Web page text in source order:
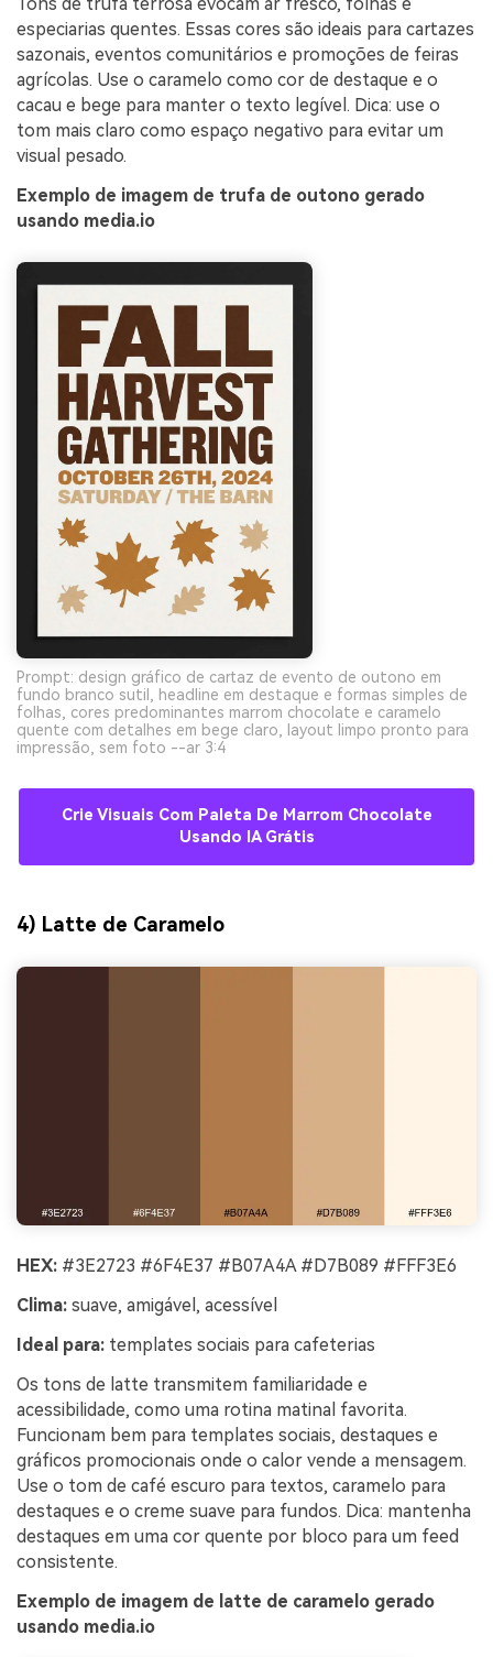
especiarias quentes. Essas cores são ideais para cartazes
sazonais, eventos comunitários e promoções de feiras
agrícolas. Use o caramelo como cor de destaque e o
cacau e bege para manter o texto legível. Dica: use o
tom mais claro como espaço negativo para evitar um
visual pesado.
Exemplo de imagem de trufa de outono gerado
usando media.io
Prompt: design gráfico de cartaz de evento de outono em
fundo branco sutil, headline em destaque e formas simples de
folhas, cores predominantes marrom chocolate e caramelo
quente com detalhes em bege claro, layout limpo pronto para
impressão, sem foto --ar 3:4
Crie Visuais Com Paleta De Marrom Chocolate
Usando IA Grátis
4) Latte de Caramelo
HEX: #3E2723 #6F4E37 #B07A4A #D7B089 #FFF3E6
Clima: suave, amigável, acessível
Ideal para: templates sociais para cafeterias
Os tons de latte transmitem familiaridade e
acessibilidade, como uma rotina matinal favorita.
Funcionam bem para templates sociais, destaques e
gráficos promocionais onde o calor vende a mensagem.
Use o tom de café escuro para textos, caramelo para
destaques e o creme suave para fundos. Dica: mantenha
destaques em uma cor quente por bloco para um feed
consistente.
Exemplo de imagem de latte de caramelo gerado
usando media.io